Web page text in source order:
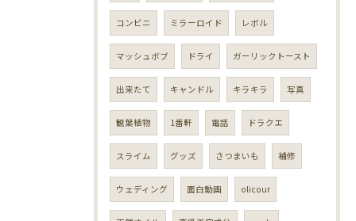
コンビニ ミラーロイド レボル
マッシュボブ ドライ ガーリックトースト
出来たて キャンドル キラキラ 写真
観葉植物 1番軒 電話 ドラクエ
スライム グッズ さつまいも 補修
ウェディング 面白動画 olicour